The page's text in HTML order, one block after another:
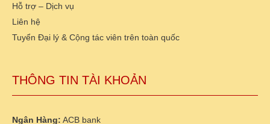
Hỗ trợ – Dịch vụ
Liên hệ
Tuyển Đại lý & Cộng tác viên trên toàn quốc
THÔNG TIN TÀI KHOẢN
Ngân Hàng: ACB bank